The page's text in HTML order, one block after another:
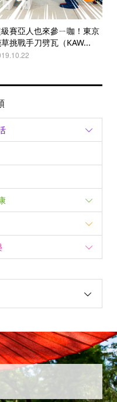
賽亞人也來參ㄧ咖！東京
挑戰手刀劈瓦（KAW...